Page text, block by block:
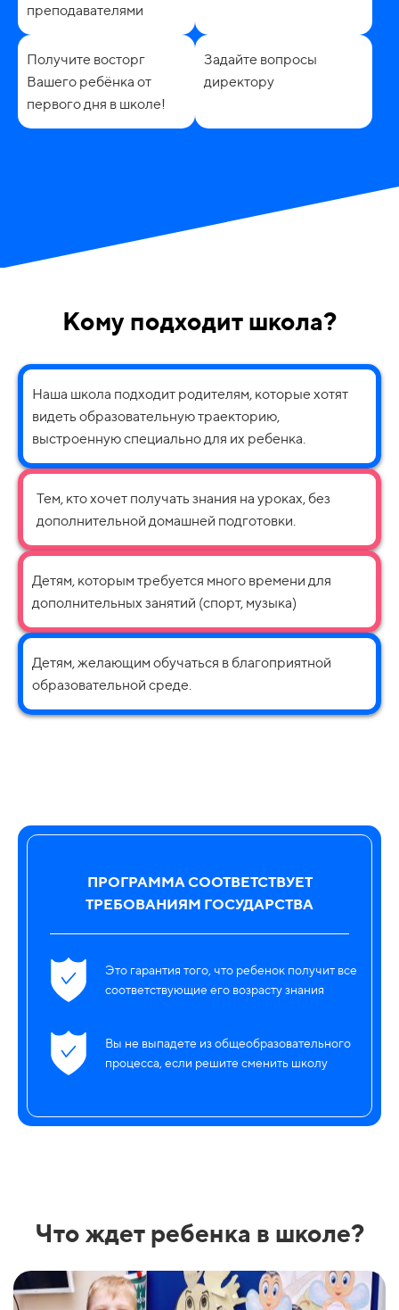
преподавателями
Получите восторг
Вашего ребёнка от
первого дня в школе!
Задайте вопросы
директору
Кому подходит школа?
Наша школа подходит родителям, которые хотят
видеть образовательную траекторию,
выстроенную специально для их ребенка.
Тем, кто хочет получать знания на уроках, без
дополнительной домашней подготовки.
Детям, которым требуется много времени для
дополнительных занятий (спорт, музыка)
Детям, желающим обучаться в благоприятной
образовательной среде.
ПРОГРАММА СООТВЕТСТВУЕТ
ТРЕБОВАНИЯМ ГОСУДАРСТВА
Это гарантия того, что ребенок получит все
соответствующие его возрасту знания
Вы не выпадете из общеобразовательного
процесса, если решите сменить школу
Что ждет ребенка в школе?